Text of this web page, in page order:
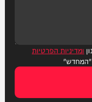
ומדיניות הפרטיות
"המחדש"